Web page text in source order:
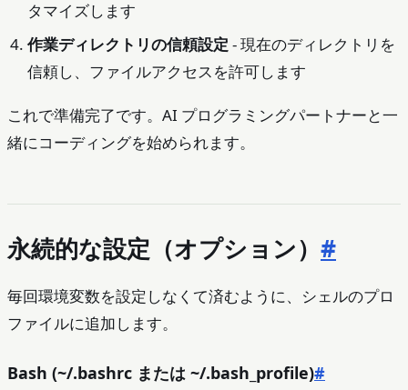
タマイズします
作業ディレクトリの信頼設定 - 現在のディレクトリを
信頼し、ファイルアクセスを許可します
これで準備完了です。AI プログラミングパートナーと一
緒にコーディングを始められます。
永続的な設定（オプション） #
毎回環境変数を設定しなくて済むように、シェルのプロ
ファイルに追加します。
Bash (~/.bashrc または ~/.bash_profile)#